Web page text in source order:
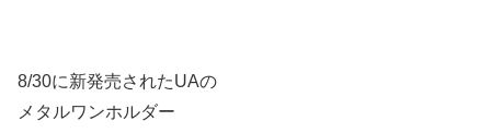
8/30に新発売されたUAの
メタルワンホルダー